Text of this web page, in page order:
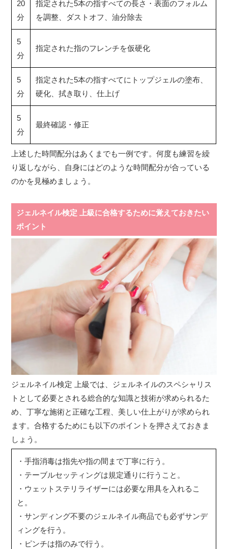
20
分
指定された5本の指すべての長さ・表面のフォルム
を調整、ダストオフ、油分除去
5
分
指定された指のフレンチを仮硬化
5
分
指定された5本の指すべてにトップジェルの塗布、
硬化、拭き取り、仕上げ
5
分
最終確認・修正
上述した時間配分はあくまでも一例です。何度も練習を繰
り返しながら、自身にはどのような時間配分が合っている
のかを見極めましょう。
ジェルネイル検定 上級に合格するために覚えておきたい
ポイント
ジェルネイル検定 上級では、ジェルネイルのスペシャリス
トとして必要とされる総合的な知識と技術が求められるた
め、丁寧な施術と正確な工程、美しい仕上がりが求められ
ます。合格するためにも以下のポイントを押さえておきま
しょう。
・手指消毒は指先や指の間まで丁寧に行う。
・テーブルセッティングは規定通りに行うこと。
・ウェットステリライザーには必要な用具を入れるこ
と。
・サンディング不要のジェルネイル商品でも必ずサンデ
ィングを行う。
・ピンチは指のみで行う。